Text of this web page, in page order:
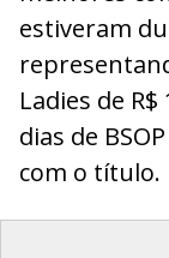
estiveram
Ladies de
dias de
com o título.